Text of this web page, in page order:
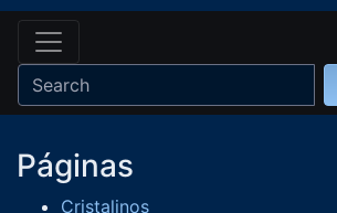
Páginas
Cristalinos